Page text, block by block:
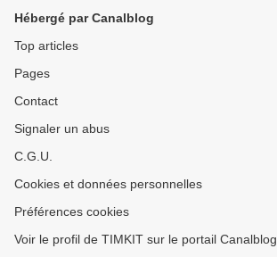
Hébergé par Canalblog
Top articles
Pages
Contact
Signaler un abus
C.G.U.
Cookies et données personnelles
Préférences cookies
Voir le profil de TIMKIT sur le portail Canalblog